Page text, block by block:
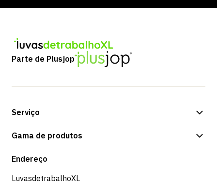
Parte de Plusjop
Serviço
Opções de pagamento
Devoluções e serviço
Gama de produtos
Loja
Endereço
LuvasdetrabalhoXL